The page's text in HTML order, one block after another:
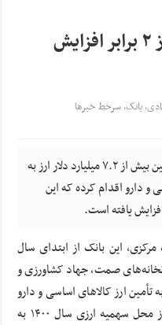
تامین ارز ترجیحی بیش از ۲ برابر افزایش
,بانک,سرخط خبرها
بانک مرکزی از ابتدای سال نسبت به تامین بیش از ۷.۲ میلیارد دلار ارز به
و دارو اقدام کرده که این
مرکزی، این بانک از ابتدای سال
صمت، جهاد کشاورزی و
ارز کالاهای اساسی و دارو
به میزان ۷ میلیارد و ۲۵۲ میلیون دلار از محل سهمیه ارزی سال ۱۴۰۰ به